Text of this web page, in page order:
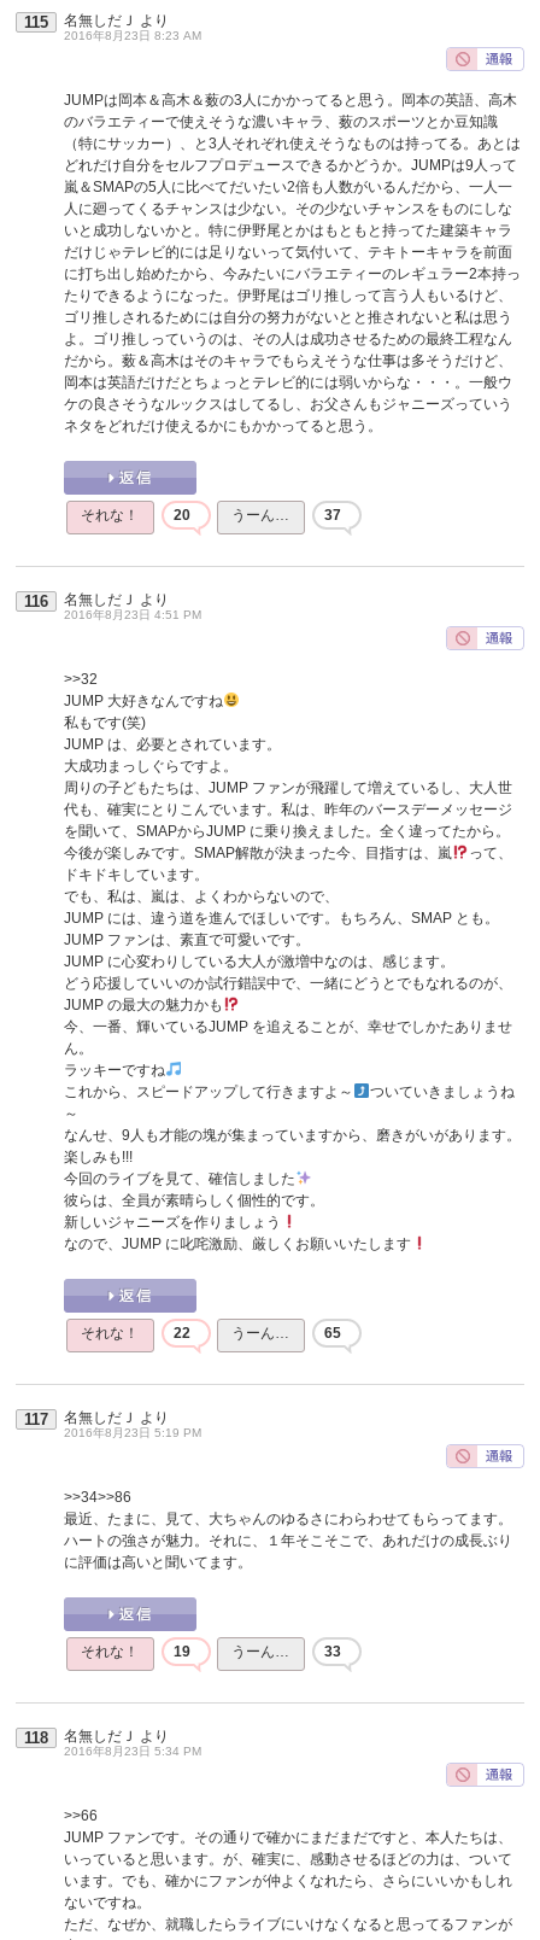
115 名無しだＪ より
2016年8月23日 8:23 AM
JUMPは岡本＆高木＆薮の3人にかかってると思う。岡本の英語、高木
のバラエティーで使えそうな濃いキャラ、薮のスポーツとか豆知識
（特にサッカー）、と3人それぞれ使えそうなものは持ってる。あとは
どれだけ自分をセルフプロデュースできるかどうか。JUMPは9人って
嵐＆SMAPの5人に比べてだいたい2倍も人数がいるんだから、一人一
人に廻ってくるチャンスは少ない。その少ないチャンスをものにしな
いと成功しないかと。特に伊野尾とかはもともと持ってた建築キャラ
だけじゃテレビ的には足りないって気付いて、テキトーキャラを前面
に打ち出し始めたから、今みたいにバラエティーのレギュラー2本持っ
たりできるようになった。伊野尾はゴリ推しって言う人もいるけど、
ゴリ推しされるためには自分の努力がないとと推されないと私は思う
よ。ゴリ推しっていうのは、その人は成功させるための最終工程なん
だから。薮＆高木はそのキャラでもらえそうな仕事は多そうだけど、
岡本は英語だけだとちょっとテレビ的には弱いからな・・・。一般ウ
ケの良さそうなルックスはしてるし、お父さんもジャニーズっていう
ネタをどれだけ使えるかにもかかってると思う。
それな！ 20 うーん… 37
116 名無しだＪ より
2016年8月23日 4:51 PM
>>32
JUMP 大好きなんですね
私もです(笑)
JUMP は、必要とされています。
大成功まっしぐらですよ。
周りの子どもたちは、JUMP ファンが飛躍して増えているし、大人世
代も、確実にとりこんでいます。私は、昨年のバースデーメッセージ
を聞いて、SMAPからJUMP に乗り換えました。全く違ってたから。
今後が楽しみです。SMAP解散が決まった今、目指すは、嵐
って、
ドキドキしています。
でも、私は、嵐は、よくわからないので、
JUMP には、違う道を進んでほしいです。もちろん、SMAP とも。
JUMP ファンは、素直で可愛いです。
JUMP に心変わりしている大人が激増中なのは、感じます。
どう応援していいのか試行錯誤中で、一緒にどうとでもなれるのが、
JUMP の最大の魅力かも
今、一番、輝いているJUMP を追えることが、幸せでしかたありませ
ん。
ラッキーですね
これから、スピードアップして行きますよ～
ついていきましょうね
～
なんせ、9人も才能の塊が集まっていますから、磨きがいがあります。
楽しみも!!!
今回のライブを見て、確信しました
彼らは、全員が素晴らしく個性的です。
新しいジャニーズを作りましょう
なので、JUMP に叱咤激励、厳しくお願いいたします
それな！ 22 うーん… 65
117 名無しだＪ より
2016年8月23日 5:19 PM
>>34>>86
最近、たまに、見て、大ちゃんのゆるさにわらわせてもらってます。
ハートの強さが魅力。それに、１年そこそこで、あれだけの成長ぶり
に評価は高いと聞いてます。
それな！ 19 うーん… 33
118 名無しだＪ より
2016年8月23日 5:34 PM
>>66
JUMP ファンです。その通りで確かにまだまだですと、本人たちは、
いっていると思います。が、確実に、感動させるほどの力は、ついて
います。でも、確かにファンが仲よくなれたら、さらにいいかもしれ
ないですね。
ただ、なぜか、就職したらライブにいけなくなると思ってるファンが